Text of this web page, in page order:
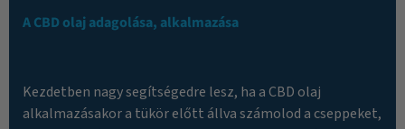
A CBD olaj adagolása, alkalmazása
Kezdetben nagy segítségedre lesz, ha a CBD olaj
alkalmazásakor a tükör előtt állva számolod a cseppeket,